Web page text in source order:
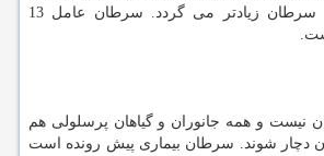
احتمال مبتلا شدن به سرطان زیادتر می گردد. سرطان عامل 13
نیست و همه جانوران و گیاهان پرسلولی هم
شوند. سرطان بیماری پیش رونده است